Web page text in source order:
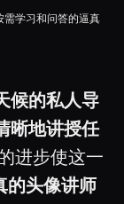
需学习和问答的逼真
候的私人导
晰地讲授任
进步使这一
的头像讲师